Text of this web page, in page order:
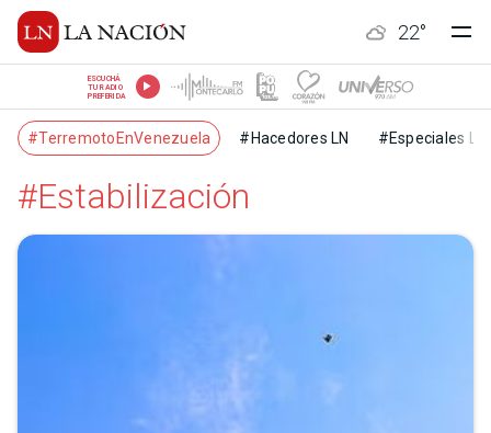
22°
ESCUCHÁ
TU RADIO
PREFERIDA
#TerremotoEnVenezuela #Hacedores LN #Especiales LN
#Estabilización